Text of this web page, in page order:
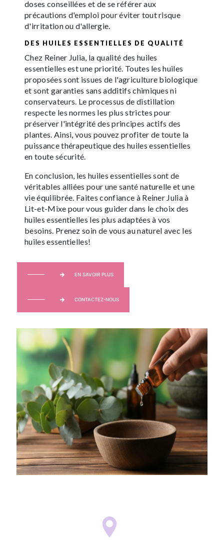
doses conseillées et de se référer aux
précautions d'emploi pour éviter tout risque
d'irritation ou d'allergie.
DES HUILES ESSENTIELLES DE QUALITÉ
Chez Reiner Julia, la qualité des huiles
essentielles est une priorité. Toutes les huiles
proposées sont issues de l'agriculture biologique
et sont garanties sans additifs chimiques ni
conservateurs. Le processus de distillation
respecte les normes les plus strictes pour
préserver l'intégrité des principes actifs des
plantes. Ainsi, vous pouvez profiter de toute la
puissance thérapeutique des huiles essentielles
en toute sécurité.
En conclusion, les huiles essentielles sont de
véritables alliées pour une santé naturelle et une
vie équilibrée. Faites confiance à Reiner Julia à
Lit-et-Mixe pour vous guider dans le choix des
huiles essentielles les plus adaptées à vos
besoins. Prenez soin de vous au naturel avec les
huiles essentielles!
EN SAVOIR PLUS
CONTACTEZ-NOUS